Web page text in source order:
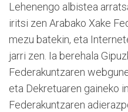
Lehenengo albistea
iritsi zen Arabako Xake
mezu batekin, eta
jarri zen. Ia berehala
Federakuntzaren
eta Dekretuaren gaineko
Federakuntzaren